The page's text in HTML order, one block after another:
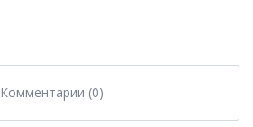
Комментарии (0)